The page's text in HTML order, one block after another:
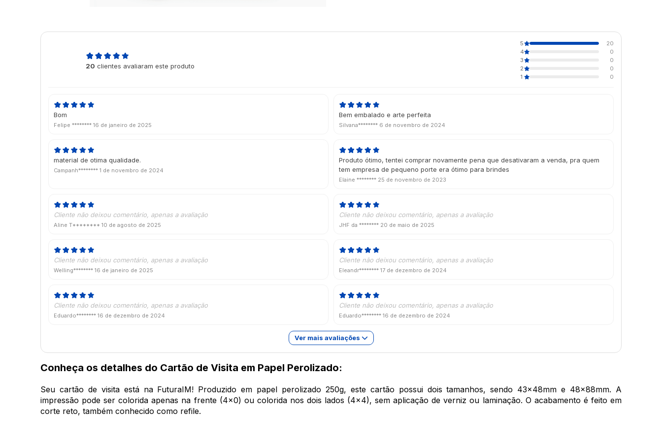
20 clientes avaliaram este produto
5
20
4
0
3
0
2
0
1
0
Bom
Felipe ******** 16 de janeiro de 2025
Bem embalado e arte perfeita
Silvana******** 6 de novembro de 2024
material de otima qualidade.
Campanh******** 1 de novembro de 2024
Produto ótimo, tentei comprar novamente pena que desativaram a venda, pra quem
tem empresa de pequeno porte era ótimo para brindes
Elaine ******** 25 de novembro de 2023
Cliente não deixou comentário, apenas a avaliação
Aline T******** 10 de agosto de 2025
Cliente não deixou comentário, apenas a avaliação
JHF da ******** 20 de maio de 2025
Cliente não deixou comentário, apenas a avaliação
Welling******** 16 de janeiro de 2025
Cliente não deixou comentário, apenas a avaliação
Eleandr******** 17 de dezembro de 2024
Cliente não deixou comentário, apenas a avaliação
Eduardo******** 16 de dezembro de 2024
Cliente não deixou comentário, apenas a avaliação
Eduardo******** 16 de dezembro de 2024
Ver mais avaliações
Conheça os detalhes do Cartão de Visita em Papel Perolizado:
Seu cartão de visita está na FuturaIM! Produzido em papel perolizado 250g, este cartão possui dois tamanhos, sendo 43x48mm e 48x88mm. A
impressão pode ser colorida apenas na frente (4x0) ou colorida nos dois lados (4x4), sem aplicação de verniz ou laminação. O acabamento é feito em
corte reto, também conhecido como refile.